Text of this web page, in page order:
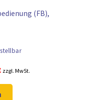
(FB),
Aktueller
ist:
zzgl. MwSt.